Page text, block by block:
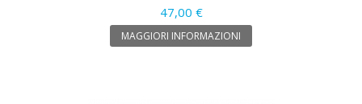
47,00 €
MAGGIORI INFORMAZIONI